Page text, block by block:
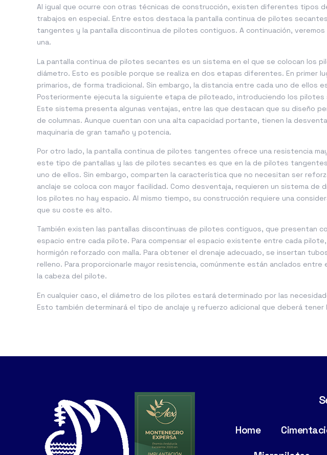
Al igual que ocurre con otras técnicas de construcción, existen diferentes tipos
trabajos en especial. Entre estos destaca la pantalla continua de pilotes
tangentes y la pantalla discontinua de pilotes contiguos. A continuación,
una.
La pantalla continua de pilotes secantes es un sistema en el que se colocan los
diámetro. Esto es posible porque se realiza en dos etapas diferentes. En primer
primarios, de forma tradicional. Sin embargo, la distancia entre cada uno de ellos
Posteriormente ejecuta la siguiente etapa de piloteado, introduciendo los pilotes
Este sistema presenta algunas ventajas, entre las que destacan que su diseño
de columnas. Aunque cuentan con una alta capacidad portante, tienen la
maquinaria de gran tamaño y potencia.
Por otro lado, la pantalla continua de pilotes tangentes ofrece una resistencia
este tipo de pantallas y las de pilotes secantes es que en la de pilotes
uno de ellos. Sin embargo, comparten la característica que no necesitan ser
anclaje se coloca con mayor facilidad. Como desventaja, requieren un sistema de
los pilotes no hay espacio. Al mismo tiempo, su construcción requiere una
que su coste es alto.
También existen las pantallas discontinuas de pilotes contiguos, que presentan
espacio entre cada pilote. Para compensar el espacio existente entre cada
hormigón reforzado con malla. Para obtener el drenaje adecuado, se insertan
relleno. Para proporcionarle mayor resistencia, comúnmente están anclados entre
la cabeza del pilote.
En cualquier caso, el diámetro de los pilotes estará determinado por las
Esto también determinará el tipo de anclaje y refuerzo adicional que deberá tener
Home